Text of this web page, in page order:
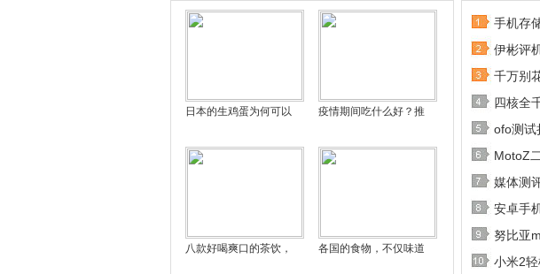
日本的生鸡蛋为何可以 疫情期间吃什么好？推
八款好喝爽口的茶饮， 各国的食物，不仅味道
手机存
伊彬评
千万别
四核全
ofo测试
MotoZ
媒体测
安卓手
努比亚
小米2